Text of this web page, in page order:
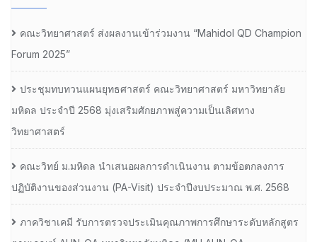
คณะวิทยาศาสตร์ ส่งผลงานเข้าร่วมงาน “Mahidol QD Champion
Forum 2025”
ประชุมทบทวนแผนยุทธศาสตร์ คณะวิทยาศาสตร์ มหาวิทยาลัย
มหิดล ประจำปี 2568 มุ่งเสริมศักยภาพสู่ความเป็นเลิศทาง
วิทยาศาสตร์
คณะวิทย์ ม.มหิดล นำเสนอผลการดำเนินงาน ตามข้อตกลงการ
ปฏิบัติงานของส่วนงาน (PA-Visit) ประจำปีงบประมาณ พ.ศ. 2568
ภาควิชาเคมี รับการตรวจประเมินคุณภาพการศึกษาระดับหลักสูตร